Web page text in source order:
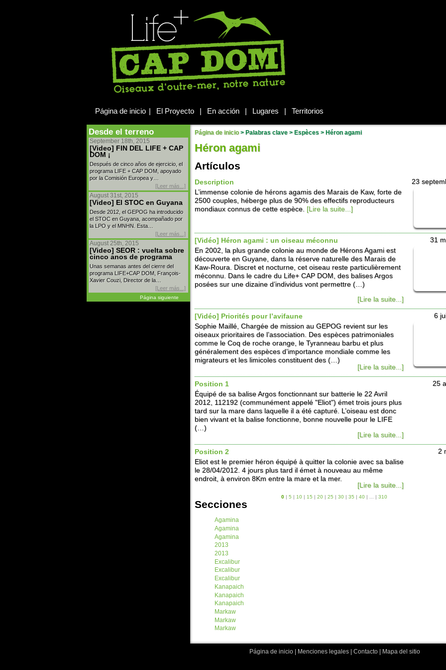
Página de inicio | El Proyecto | En acción | Lugares | Territorios
Desde el terreno
September 18th, 2015
[Video] FIN DEL LIFE + CAP
DOM ¡
Después de cinco años de ejercicio, el
programa LIFE + CAP DOM, apoyado
por la Comisión Europea y…
[Leer más...]
August 31st, 2015
[Video] El STOC en Guyana
Desde 2012, el GEPOG ha introducido
el STOC en Guyana, acompañado por
la LPO y el MNHN. Esta…
[Leer más...]
August 25th, 2015
[Video] SEOR : vuelta sobre
cinco anos de programa
Unas semanas antes del cierre del
programa LIFE+CAP DOM, François-
Xavier Couzi, Director de la…
[Leer más...]
Página siguiente
Página de inicio> Palabras clave > Espèces >Héron agami
Héron agami
Artículos
23
Description
L’immense colonie de hérons agamis des Marais de Kaw, forte de
2500 couples, héberge plus de 90% des effectifs reproducteurs
mondiaux connus de cette espèce.
[Lire la suite...]
31
[Vidéo] Héron agami : un oiseau méconnu
En 2002, la plus grande colonie au monde de Hérons Agami est
découverte en Guyane, dans la réserve naturelle des Marais de
Kaw-Roura. Discret et nocturne, cet oiseau reste particulièrement
méconnu. Dans le cadre du Life+ CAP DOM, des balises Argos
posées sur une dizaine d’individus vont permettre (…)
[Lire la suite...]
6
[Vidéo] Priorités pour l’avifaune
Sophie Maillé, Chargée de mission au GEPOG revient sur les
oiseaux prioritaires de l’association. Des espèces patrimoniales
comme le Coq de roche orange, le Tyranneau barbu et plus
généralement des espèces d’importance mondiale comme les
migrateurs et les limicoles constituent des (…)
[Lire la suite...]
25
Position 1
Équipé de sa balise Argos fonctionnant sur batterie le 22 Avril
2012, 112192 (communément appelé "Eliot") émet trois jours plus
tard sur la mare dans laquelle il a été capturé. L’oiseau est donc
bien vivant et la balise fonctionne, bonne nouvelle pour le LIFE
(…)
[Lire la suite...]
2
Position 2
Eliot est le premier héron équipé à quitter la colonie avec sa balise
le 28/04/2012. 4 jours plus tard il émet à nouveau au même
endroit, à environ 8Km entre la mare et la mer.
[Lire la suite...]
0 | 5 | 10 | 15 | 20 | 25 | 30 | 35 | 40 | ... | 310
Secciones
Agamina
Agamina
Agamina
2013
2013
Excalibur
Excalibur
Excalibur
Kanapaich
Kanapaich
Kanapaich
Markaw
Markaw
Markaw
Página de inicio| Menciones legales| Contacto| Mapa del sitio